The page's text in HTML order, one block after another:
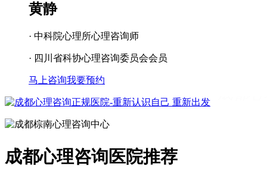
黄静
· 中科院心理所心理咨询师
· 四川省科协心理咨询委员会会员
马上咨询我要预约
成都看心理疾病 成都心理辅导
理咨询医院 成都青少年心理咨询机构
成都心理咨询医院推荐